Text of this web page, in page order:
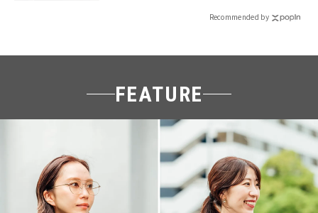
Recommended by
FEATURE